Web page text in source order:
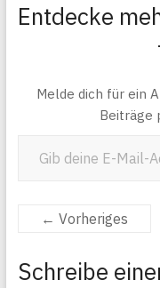
Entdecke
Melde dich für ein
Beiträge
← Vorheriges
Schreibe